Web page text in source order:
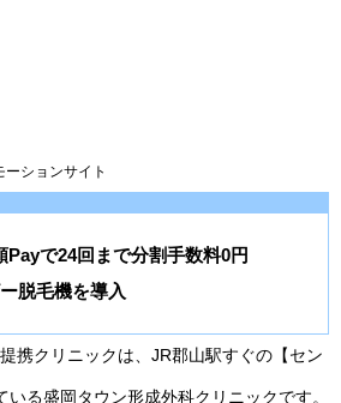
ションサイト
Payで24回まで分割手数料0円
脱毛機を導入
携クリニックは、JR郡山駅すぐの【セン
いる盛岡タウン形成外科クリニックです。